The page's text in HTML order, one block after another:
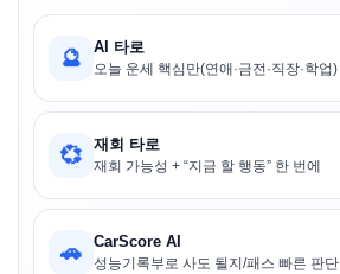
🔮 AI 타로
오늘 운세 핵심만(연애·금전·직장·학업)
💞 재회 타로
재회 가능성 + “지금 할 행동” 한 번에
🚗 CarScore AI
성능기록부로 사도 될지/패스 빠른 판단